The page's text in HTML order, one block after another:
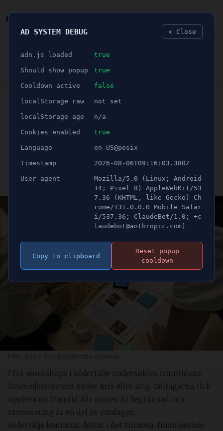
👮🏻‍♂️ BLÅLJUS ÅSIKTER SPORT
ANNONS
Utforskar framtidens
matförsörjning vid kris
och krig
Publicerad 25 oktober 2024 05:00
Uppdaterad 21 juni 2026 10:26
I två workshops i Södertälje undersöktes framtidens
livsmedelssystem under kris eller krig. Deltagarna fick
uppleva en framtid där maten är begränsad och
ransonering är en del av vardagen.
Södertälje kommun deltar i det Vinnova-finansierade
AD SYSTEM DEBUG ✕ Close
adn.js loaded true
Should show popup true
Cooldown active false
localStorage raw not set
localStorage age n/a
Cookies enabled true
Language en-US@posix
Timestamp 2026-08-06T09:16:03.380Z
User agent
Mozilla/5.0 (Linux; Android
14; Pixel 8) AppleWebKit/53
7.36 (KHTML, like Gecko) Ch
rome/131.0.0.0 Mobile Safar
i/537.36; ClaudeBot/1.0; +c
laudebot@anthropic.com)
Copy to clipboard
Reset popup
cooldown